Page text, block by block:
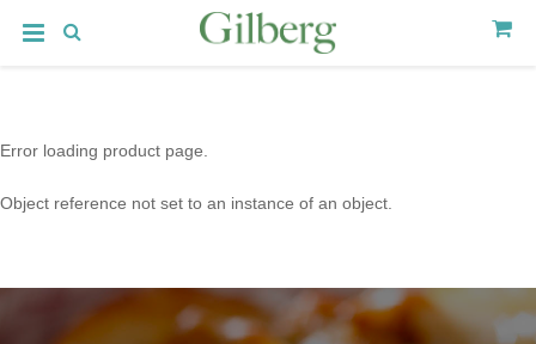
Error loading product page.
Object reference not set to an instance of an object.